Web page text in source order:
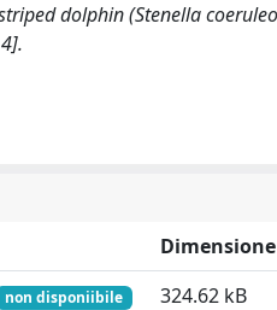
dolphin (Stenella
Dimensione
non disponiibile 324.62 kB